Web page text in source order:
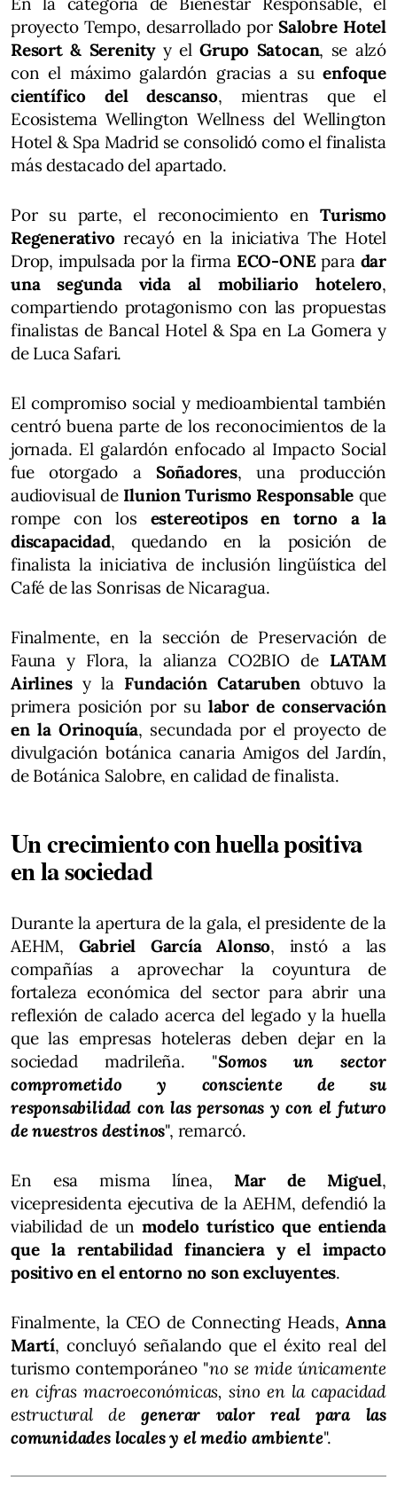
proyecto Tempo, desarrollado por Salobre Hotel
Resort & Serenityy elGrupo Satocan, se alzó
con el máximo galardón gracias a suenfoque
científico del descanso, mientras que el
Ecosistema Wellington Wellness del Wellington
Hotel & Spa Madrid se consolidó como el finalista
más destacado del apartado.
Por su parte, el reconocimiento enTurismo
Regenerativorecayó en la iniciativa The Hotel
Drop, impulsada por la firma ECO-ONE para dar
una segunda vida al mobiliario hotelero,
compartiendo protagonismo con las propuestas
finalistas de Bancal Hotel & Spa en La Gomera y
de Luca Safari.
El compromiso social y medioambiental también
centró buena parte de los reconocimientos de la
jornada. El galardón enfocado al Impacto Social
fue otorgado a Soñadores, una producción
audiovisual de Ilunion Turismo Responsable que
rompe con los estereotipos en torno a la
discapacidad, quedando en la posición de
finalista la iniciativa de inclusión lingüística del
Café de las Sonrisas de Nicaragua.
Finalmente, en la sección de Preservación de
Fauna y Flora, la alianza CO2BIO deLATAM
Airlinesy la Fundación Catarubenobtuvo la
primera posición por su labor de conservación
en la Orinoquía, secundada por el proyecto de
divulgación botánica canaria Amigos del Jardín,
de Botánica Salobre, en calidad de finalista.
Un crecimiento con huella positiva
en la sociedad
Durante la apertura de la gala, el presidente de la
AEHM, Gabriel García Alonso, instó a las
compañías a aprovechar la coyuntura de
fortaleza económica del sector para abrir una
reflexión de calado acerca del legado y la huella
que las empresas hoteleras deben dejar en la
sociedad madrileña. "Somos un sector
comprometido y consciente de su
responsabilidad con las personas y con el futuro
de nuestros destinos", remarcó.
En esa misma línea, Mar de Miguel,
vicepresidenta ejecutiva de la AEHM, defendió la
viabilidad de un modelo turístico que entienda
que la rentabilidad financiera y el impacto
positivo en el entorno no son excluyentes.
Finalmente, la CEO de Connecting Heads, Anna
Martí, concluyó señalando que el éxito real del
turismo contemporáneo "no se mide únicamente
en cifras macroeconómicas, sino en la capacidad
estructural de generar valor real para las
comunidades locales y el medio ambiente".